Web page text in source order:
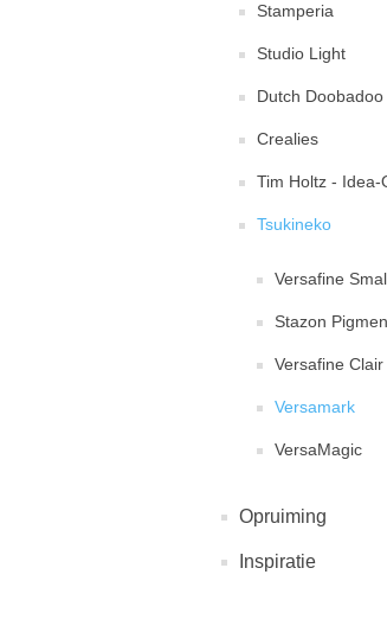
Stamperia
Studio Light
Dutch Doobadoo
Crealies
Tim Holtz - Idea-
Tsukineko
Versafine
Stazon
Versafine Clair
Versamark
VersaMagic
Opruiming
Inspiratie